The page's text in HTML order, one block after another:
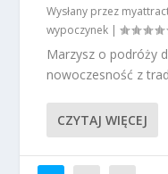
Wysłany przez
wypoczynek |
Marzysz o podróży
nowoczesność z
CZYTAJ WIĘCEJ